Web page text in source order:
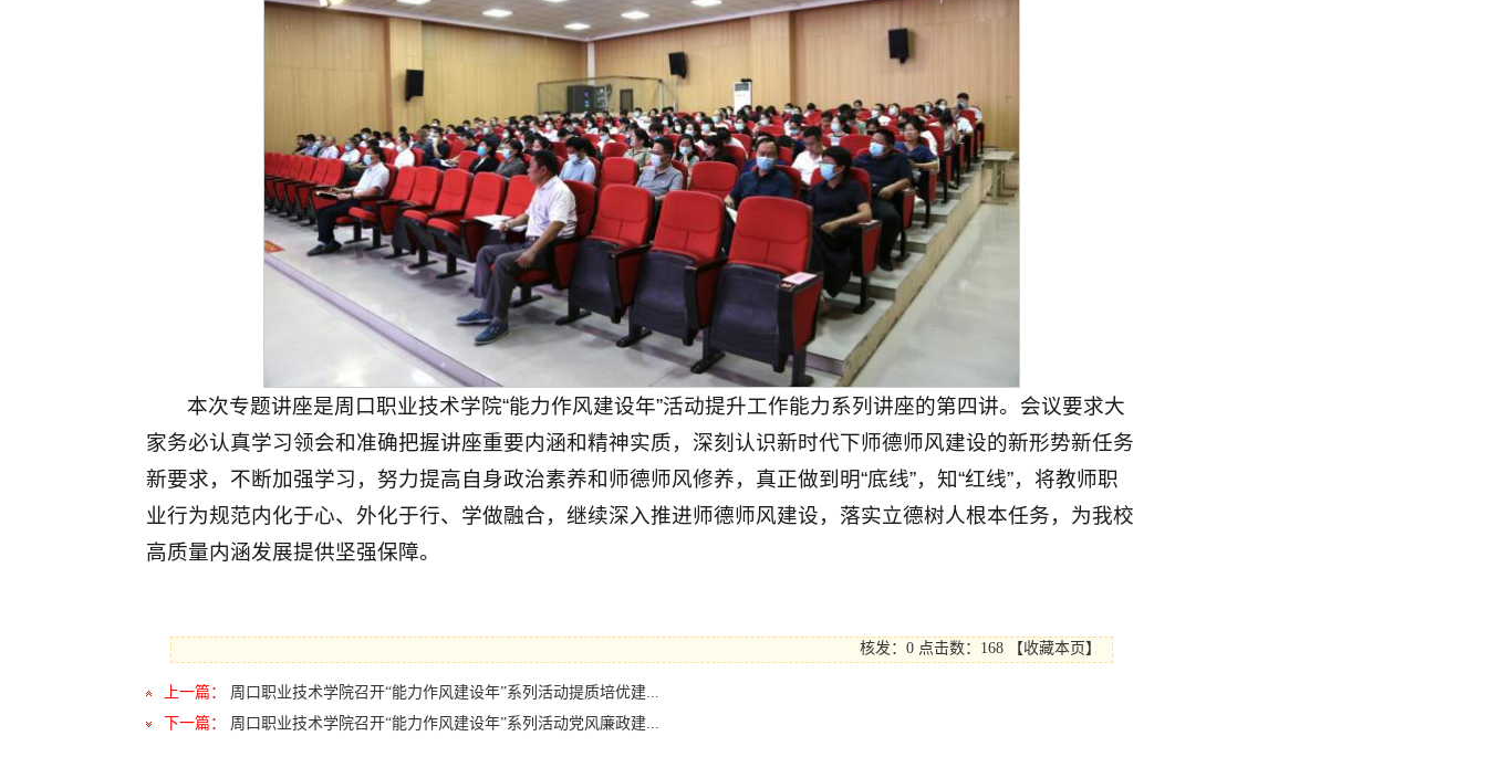
本次专题讲座是周口职业技术学院“能力作风建设年”活动提升工作能力系列讲座的第四讲。会议要求大
家务必认真学习领会和准确把握讲座重要内涵和精神实质，深刻认识新时代下师德师风建设的新形势新任务
新要求，不断加强学习，努力提高自身政治素养和师德师风修养，真正做到明“底线”，知“红线”，将教师职
业行为规范内化于心、外化于行、学做融合，继续深入推进师德师风建设，落实立德树人根本任务，为我校
高质量内涵发展提供坚强保障。
核发：0 点击数： 168 【收藏本页 】
上一篇：
周口职业技术学院召开“能力作风建设年”系列活动提质培优建...
下一篇：
周口职业技术学院召开“能力作风建设年”系列活动党风廉政建...